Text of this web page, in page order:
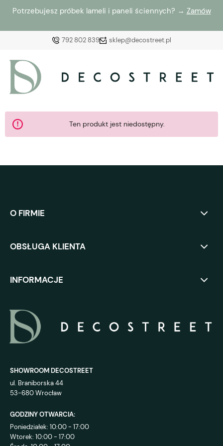
Potrzebujesz próbek lameli i paneli ściennych? → Zamów
792 802 839 sklep@decostreet.pl
Ten produkt jest niedostępny.
O FIRMIE
OBSŁUGA KLIENTA
INFORMACJE
SHOWROOM DECOSTREET
ul. Braniborska 44
53-680 Wrocław
GODZINY OTWARCIA:
Poniedziałek: 10:00 - 17:00
Wtorek: 10:00 - 17:00